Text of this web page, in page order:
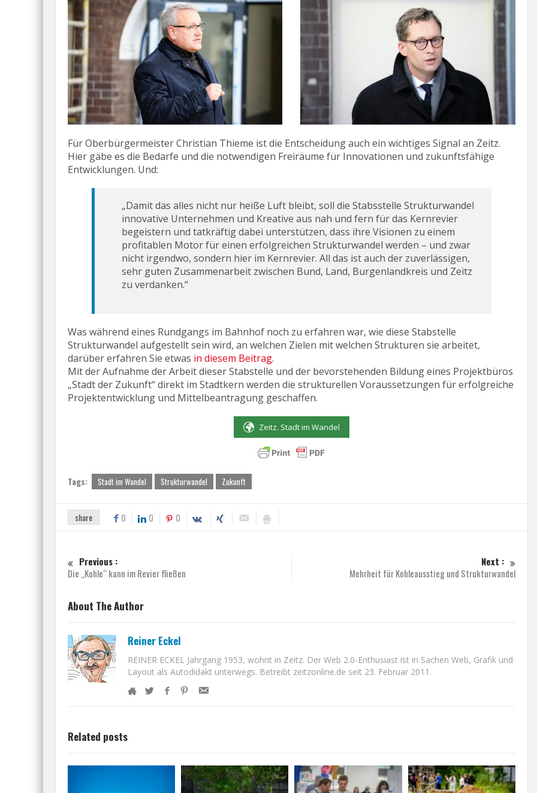
Für Oberbürgermeister Christian Thieme ist die Entscheidung auch ein wichtiges Signal an Zeitz.
Hier gäbe es die Bedarfe und die notwendigen Freiräume für Innovationen und zukunftsfähige
Entwicklungen. Und:
„Damit das alles nicht nur heiße Luft bleibt, soll die Stabsstelle Strukturwandel
innovative Unternehmen und Kreative aus nah und fern für das Kernrevier
begeistern und tatkräftig dabei unterstützen, dass ihre Visionen zu einem
profitablen Motor für einen erfolgreichen Strukturwandel werden – und zwar
nicht irgendwo, sondern hier im Kernrevier. All das ist auch der zuverlässigen,
sehr guten Zusammenarbeit zwischen Bund, Land, Burgenlandkreis und Zeitz
zu verdanken.“
Was während eines Rundgangs im Bahnhof noch zu erfahren war, wie diese Stabstelle
Strukturwandel aufgestellt sein wird, an welchen Zielen mit welchen Strukturen sie arbeitet,
darüber erfahren Sie etwas in diesem Beitrag.
Mit der Aufnahme der Arbeit dieser Stabstelle und der bevorstehenden Bildung eines Projektbüros
„Stadt der Zukunft“ direkt im Stadtkern werden die strukturellen Voraussetzungen für erfolgreiche
Projektentwicklung und Mittelbeantragung geschaffen.
Zeitz. Stadt im Wandel
Tags: Stadt im Wandel Strukturwandel Zukunft
share 0 0 0
Previous :
Die „Kohle“ kann im Revier fließen
Next :
Mehrheit für Kohleausstieg und Strukturwandel
About The Author
Reiner Eckel
REINER ECKEL Jahrgang 1953, wohnt in Zeitz. Der Web 2.0-Enthusiast ist in Sachen Web, Grafik und
Layout als Autodidakt unterwegs. Betreibt zeitzonline.de seit 23. Februar 2011.
Related posts